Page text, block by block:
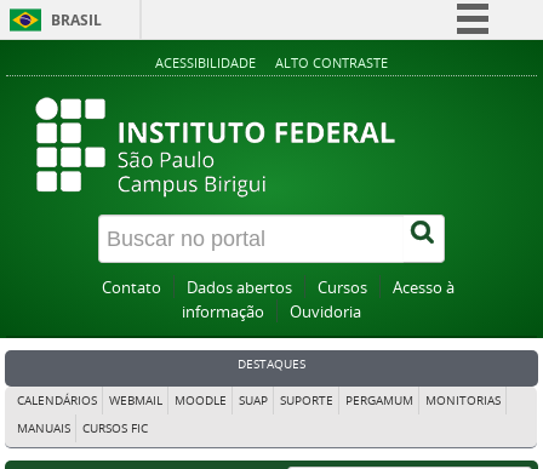
BRASIL
Simplifique!
Participe
Legislação
ACESSIBILIDADE ALTO CONTRASTE
Contato Dados abertos Cursos
Acesso à
informação
Ouvidoria
DESTAQUES
CALENDÁRIOS WEBMAIL MOODLE SUAP SUPORTE PERGAMUM
MONITORIAS
MANUAIS
CURSOS FIC